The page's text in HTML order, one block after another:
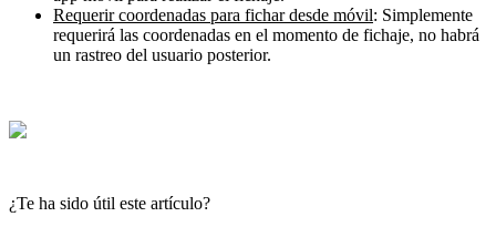
Requerir coordenadas para fichar desde móvil: Simplemente
requerirá las coordenadas en el momento de fichaje, no habrá
un rastreo del usuario posterior.
¿Te ha sido útil este artículo?